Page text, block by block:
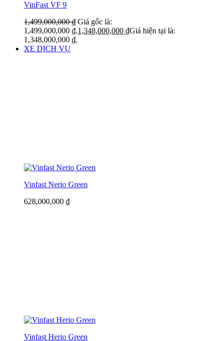
VinFast VF 9
1,499,000,000₫ Giá gốc là:
1,499,000,000 ₫.1,348,000,000 ₫Giá hiện tại là:
1,348,000,000 ₫.
XE DỊCH VỤ
Vinfast Nerio Green
628,000,000 ₫
Vinfast Herio Green